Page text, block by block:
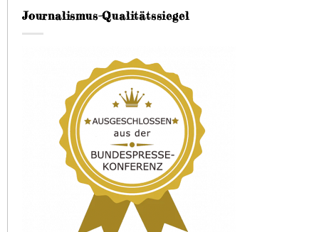
Journalismus-Qualitätssiegel